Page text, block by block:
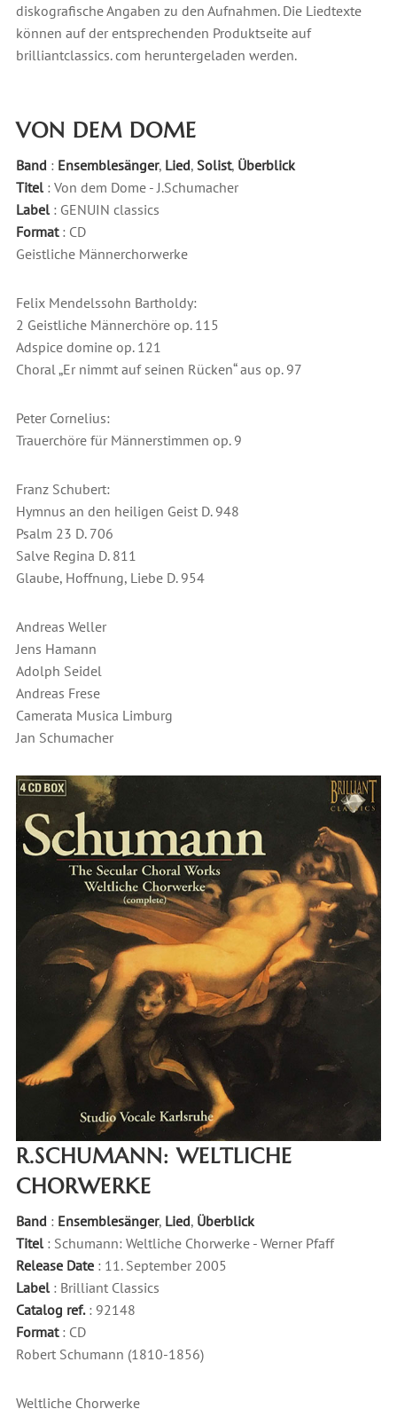
diskografische Angaben zu den Aufnahmen. Die Liedtexte
können auf der entsprechenden Produktseite auf
brilliantclassics. com heruntergeladen werden.
VON DEM DOME
Band : Ensemblesänger, Lied, Solist, Überblick
Titel: Von dem Dome - J.Schumacher
Label : GENUIN classics
Format: CD
Geistliche Männerchorwerke
Felix Mendelssohn Bartholdy:
2 Geistliche Männerchöre op. 115
Adspice domine op. 121
Choral „Er nimmt auf seinen Rücken“ aus op. 97
Peter Cornelius:
Trauerchöre für Männerstimmen op. 9
Franz Schubert:
Hymnus an den heiligen Geist D. 948
Psalm 23 D. 706
Salve Regina D. 811
Glaube, Hoffnung, Liebe D. 954
Andreas Weller
Jens Hamann
Adolph Seidel
Andreas Frese
Camerata Musica Limburg
Jan Schumacher
R.SCHUMANN: WELTLICHE
CHORWERKE
Band : Ensemblesänger, Lied, Überblick
Titel: Schumann: Weltliche Chorwerke - Werner Pfaff
Release Date: 11. September 2005
Label : Brilliant Classics
Catalog ref.: 92148
Format: CD
Robert Schumann (1810-1856)
Weltliche Chorwerke